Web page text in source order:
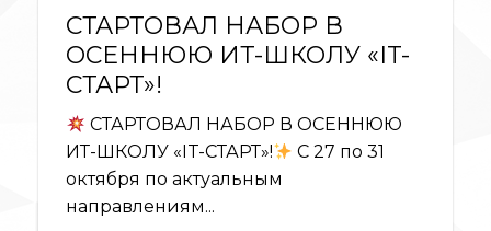
СТАРТОВАЛ НАБОР В
ОСЕННЮЮ ИТ-ШКОЛУ «IT-
СТАРТ»!
СТАРТОВАЛ НАБОР В ОСЕННЮЮ
ИТ-ШКОЛУ «IT-СТАРТ»!
С 27 по 31
октября по актуальным
направлениям...